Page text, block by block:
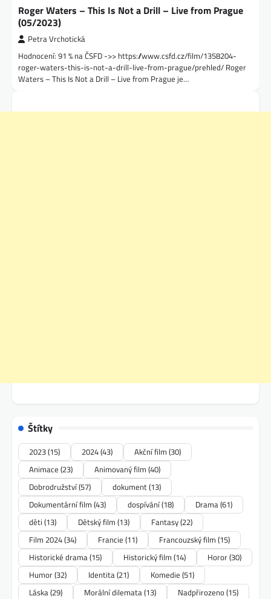
Roger Waters – This Is Not a Drill – Live from Prague
(05/2023)
Petra Vrchotická
Hodnocení: 91 % na ČSFD ->> https://www.csfd.cz/film/1358204-
roger-waters-this-is-not-a-drill-live-from-prague/prehled/ Roger
Waters – This Is Not a Drill – Live from Prague je…
Štítky
2023(15) 2024(43) Akční film (30)
Animace (23) Animovaný film (40)
Dobrodružství(57) dokument(13)
Dokumentární film (43) dospívání(18) Drama(61)
děti (13) Dětský film (13) Fantasy(22)
Film 2024(34) Francie (11) Francouzský film (15)
Historické drama(15) Historický film (14) Horor(30)
Humor(32) Identita(21) Komedie (51)
Láska(29) Morální dilemata(13) Nadpřirozeno(15)